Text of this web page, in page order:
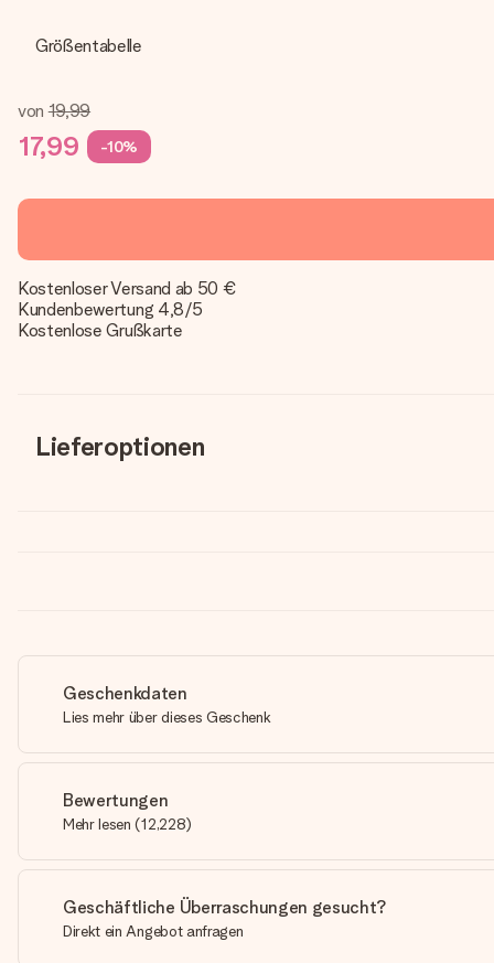
Größentabelle
von 19,99
17,99 -10%
Kostenloser Versand ab 50 €
Kundenbewertung 4,8/5
Kostenlose Grußkarte
Lieferoptionen
Geschenkdaten
Lies mehr über dieses Geschenk
Bewertungen
Mehr lesen (12,228)
Geschäftliche Überraschungen gesucht?
Direkt ein Angebot anfragen